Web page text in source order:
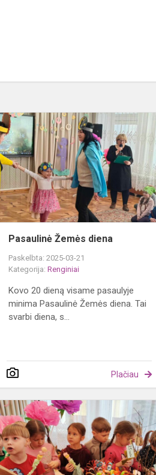
Pasaulinė Žemės diena
Paskelbta: 2025-03-21
Kategorija:Renginiai
Kovo 20 dieną visame pasaulyje
minima Pasaulinė Žemės diena. Tai
svarbi diena, s...
Plačiau